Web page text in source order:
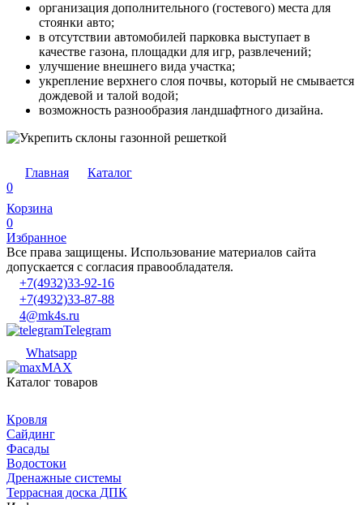
организация дополнительного (гостевого) места для
стоянки авто;
в отсутствии автомобилей парковка выступает в
качестве газона, площадки для игр, развлечений;
улучшение внешнего вида участка;
укрепление верхнего слоя почвы, который не смывается
дождевой и талой водой;
возможность разнообразия ландшафтного дизайна.
Главная
Каталог
0
Корзина
0
Избранное
Все права защищены. Использование материалов сайта
допускается с согласия правообладателя.
+7(4932)33-92-16
+7(4932)33-87-88
4@mk4s.ru
Telegram
Whatsapp
MAX
Каталог товаров
Кровля
Сайдинг
Фасады
Водостоки
Дренажные системы
Террасная доска ДПК